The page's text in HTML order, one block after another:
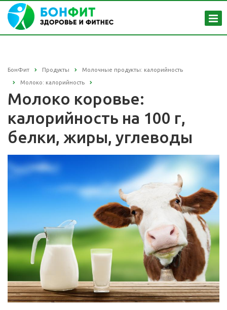
БонФит Продукты Молочные продукты: калорийность
Молоко: калорийность
Молоко коровье:
калорийность на 100 г,
белки, жиры, углеводы